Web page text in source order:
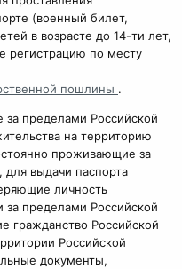
(военный билет,
в возрасте до 14-ти лет,
регистрацию по месту
пошлины .
пределами Российской
на территорию
проживающие за
выдачи паспорта
личность
пределами Российской
гражданство Российской
Российской
документы,